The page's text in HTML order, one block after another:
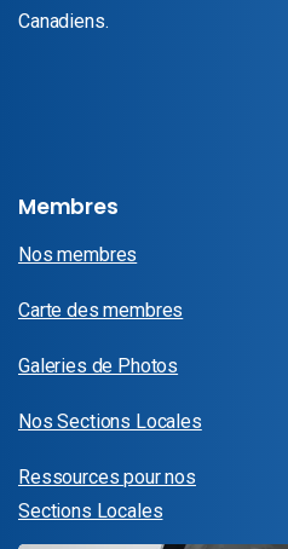
Canadiens.
Membres
Nos membres
Carte des membres
Galeries de Photos
Nos Sections Locales
Ressources pour nos
Sections Locales